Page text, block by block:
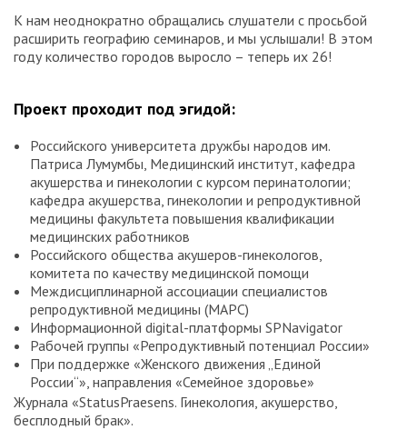
К нам неоднократно обращались слушатели с просьбой
расширить географию семинаров, и мы услышали! В этом
году количество городов выросло – теперь их 26!
Проект проходит под эгидой:
Российского университета дружбы народов им.
Патриса Лумумбы, Медицинский институт, кафедра
акушерства и гинекологии с курсом перинатологии;
кафедра акушерства, гинекологии и репродуктивной
медицины факультета повышения квалификации
медицинских работников
Российского общества акушеров-гинекологов,
комитета по качеству медицинской помощи
Междисциплинарной ассоциации специалистов
репродуктивной медицины (МАРС)
Информационной digital-платформы SPNavigator
Рабочей группы «Репродуктивный потенциал России»
При поддержке «Женского движения „Единой
России“», направления «Семейное здоровье»
Журнала «StatusPraesens. Гинекология, акушерство,
бесплодный брак».